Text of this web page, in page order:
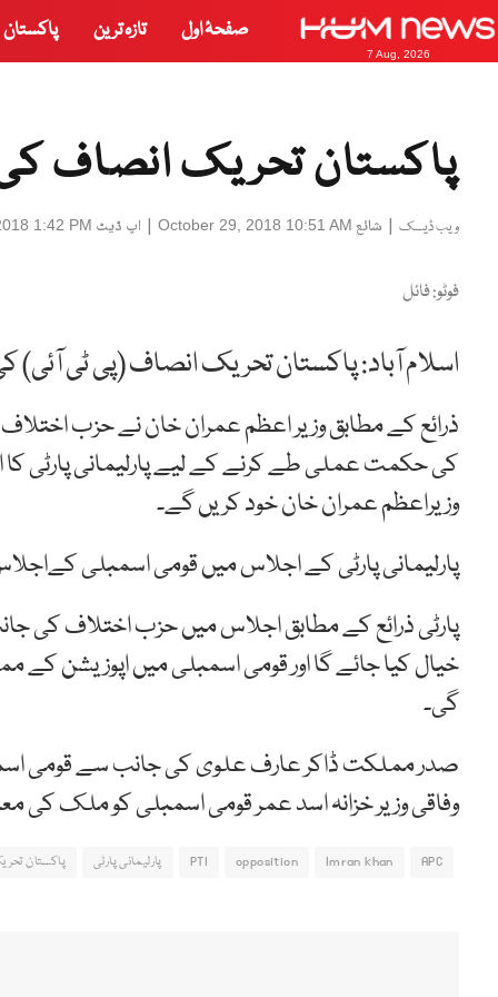
7 Aug, 2026
صفحۂ اول تازہ ترین پاکستان
پاکستان تحریک انصاف کی
ویب ڈیسک | شائع October 29, 2018 10:51 AM
| اپ ڈیٹ 1:42 PM
فوٹو: فائل
اسلام آباد: پاکستان تحریک انصاف (پی ٹی آئی)
ذرائع کے مطابق وزیر اعظم عمران خان نے حزب
کی حکمت عملی طے کرنے کے لیے پارلیمانی
وزیراعظم عمران خان خود کریں گے۔
پارلیمانی پارٹی کے اجلاس میں قومی اسمبلی
پارٹی ذرائع کے مطابق اجلاس میں حزب اختلاف کی
خیال کیا جائے گا اور قومی اسمبلی میں
گی۔
صدر مملکت ڈاکر عارف علوی کی جانب سے قومی
وفاقی وزیر خزانہ اسد عمر قومی اسمبلی کو ملک کی
APC
Imran khan
opposition
PTI پارلیمانی پارٹی پاکستان